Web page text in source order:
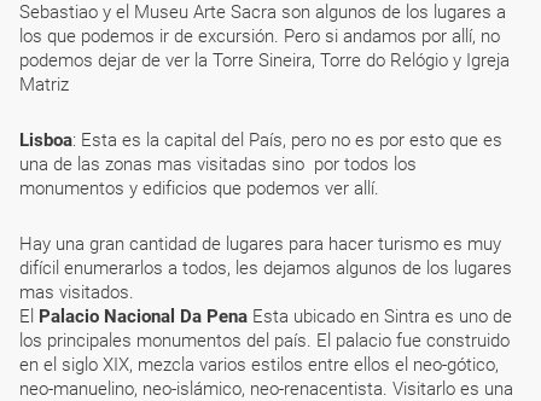
Sebastiao y el Museu Arte Sacra son algunos de los lugares a
los que podemos ir de excursión. Pero si andamos por allí, no
podemos dejar de ver la Torre Sineira, Torre do Relógio y Igreja
Matriz
Lisboa: Esta es la capital del País, pero no es por esto que es
una de las zonas mas visitadas sino por todos los
monumentos y edificios que podemos ver allí.
Hay una gran cantidad de lugares para hacer turismo es muy
difícil enumerarlos a todos, les dejamos algunos de los lugares
mas visitados.
El Palacio Nacional Da Pena Esta ubicado en Sintra es uno de
los principales monumentos del país. El palacio fue construido
en el siglo XIX, mezcla varios estilos entre ellos el neo-gótico,
neo-manuelino, neo-islámico, neo-renacentista. Visitarlo es una